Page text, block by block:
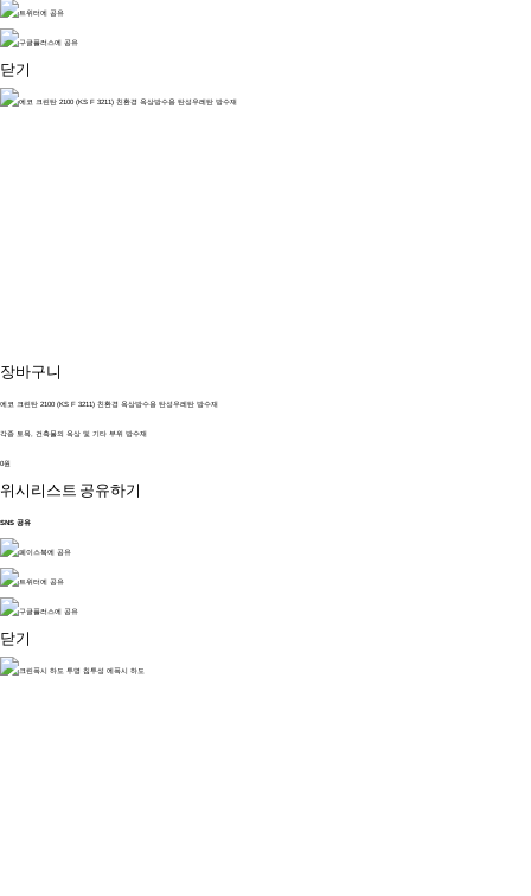
닫기
장바구니
에코 크린탄 2100 (KS F 3211) 친환경 옥상방수용 탄성우레탄 방수재
각종 토목, 건축물의 옥상 및 기타 부위 방수재
0원
위시리스트 공유하기
SNS 공유
닫기